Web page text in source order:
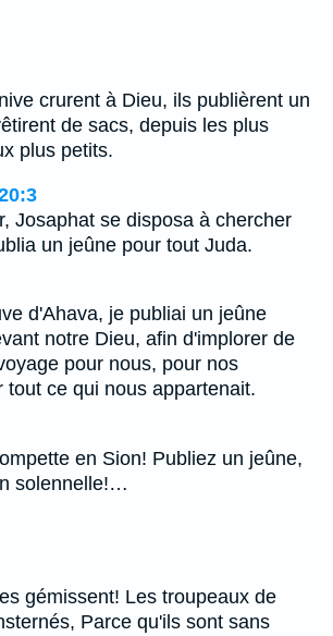
crurent à Dieu, ils publièrent un
de sacs, depuis les plus
plus petits.
Josaphat se disposa à chercher
un jeûne pour tout Juda.
d'Ahava, je publiai un jeûne
notre Dieu, afin d'implorer de
pour nous, pour nos
tout ce qui nous appartenait.
en Sion! Publiez un jeûne,
solennelle!…
gémissent! Les troupeaux de
Parce qu'ils sont sans